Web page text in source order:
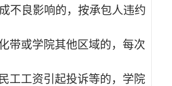
不良影响的，按承包人违约
带或学院其他区域的，每次
工工资引起投诉等的，学院